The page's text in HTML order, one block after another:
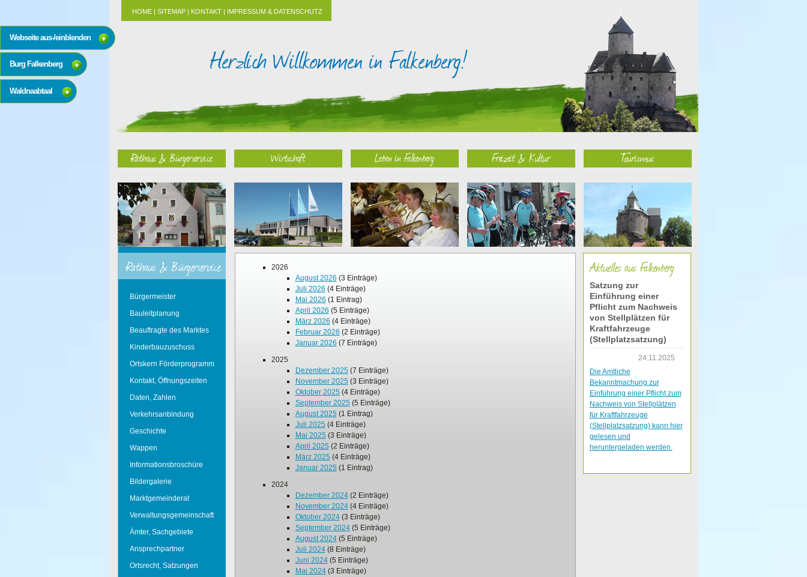
HOME| SITEMAP| KONTAKT| IMPRESSUM & DATENSCHUTZ
Rathaus & Bürgerservice Wirtschaft Leben in Falkenberg Freizeit & Kultur Tourismus
Rathaus & Bürgerservice
Bürgermeister
Bauleitplanung
Beauftragte des Marktes
Kinderbauzuschuss
Ortskern Förderprogramm
Kontakt, Öffnungszeiten
Daten, Zahlen
Verkehrsanbindung
Geschichte
Wappen
Informationsbroschüre
Bildergalerie
Marktgemeinderat
Verwaltungsgemeinschaft
Ämter, Sachgebiete
Ansprechpartner
Ortsrecht, Satzungen
2026
August 2026 (3 Einträge)
Juli 2026 (4 Einträge)
Mai 2026 (1 Eintrag)
April 2026 (5 Einträge)
März 2026 (4 Einträge)
Februar 2026 (2 Einträge)
Januar 2026 (7 Einträge)
2025
Dezember 2025(7 Einträge)
November 2025(3 Einträge)
Oktober 2025(4 Einträge)
September 2025(5 Einträge)
August 2025(1 Eintrag)
Juli 2025 (4 Einträge)
Mai 2025 (3 Einträge)
April 2025 (2 Einträge)
März 2025 (4 Einträge)
Januar 2025 (1 Eintrag)
2024
Dezember 2024(2 Einträge)
November 2024(4 Einträge)
Oktober 2024(3 Einträge)
September 2024(5 Einträge)
August 2024(5 Einträge)
Juli 2024(8 Einträge)
Juni 2024(5 Einträge)
Mai 2024(3 Einträge)
Aktuelles aus Falkenberg
Satzung zur
Einführung einer
Pflicht zum Nachweis
von Stellplätzen für
Kraftfahrzeuge
(Stellplatzsatzung)
24.11.2025
Die Amtliche
Bekanntmachung zur
Einführung einer Pflicht zum
Nachweis von Stellplätzen
für Kraftfahrzeuge
(Stellplatzsatzung) kann hier
gelesen und
heruntergeladen werden.
Webseite aus-/einblenden
Burg Falkenberg
Waldnaabtaal